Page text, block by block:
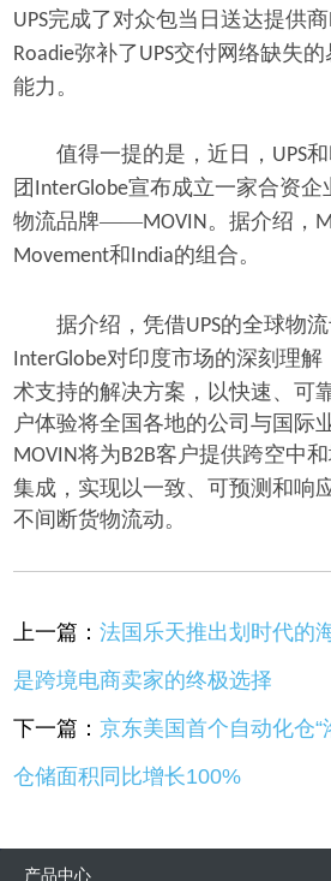
UPS完成了对众包当日送达提供商
Roadie弥补了UPS交付网络缺失
能力。
值得一提的是，近日， UPS
团 InterGlobe宣布成立一家合资企
物流品牌——MOVIN 。据介绍，
Movement和 India的组合。
据介绍，凭借UPS的全球物
InterGlobe对印度市场的深刻理解
术支持的解决方案，以快速、可
户体验将全国各地的公司与国际
MOVIN将为B2B客户提供跨空中
集成，实现以一致、可预测和响
不间断货物流动。
上一篇：法国乐天推出划时代的
是跨境电商卖家的终极选择
下一篇：京东美国首个自动化仓“
仓储面积同比增长100%
产品中心